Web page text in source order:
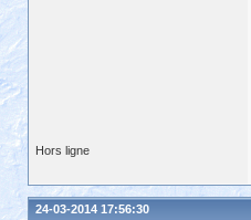
Hors ligne
24-03-2014 17:56:30